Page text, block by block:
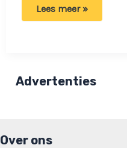
Consumentenbond
vaak
fouten
Lees meer »
Advertenties
Over ons